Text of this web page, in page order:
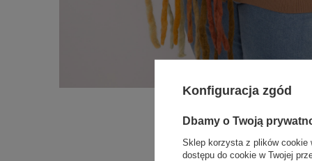
Konfiguracja zgód
Dbamy o Twoją
Sklep korzysta z plików cookie
dostępu do cookie w Twojej